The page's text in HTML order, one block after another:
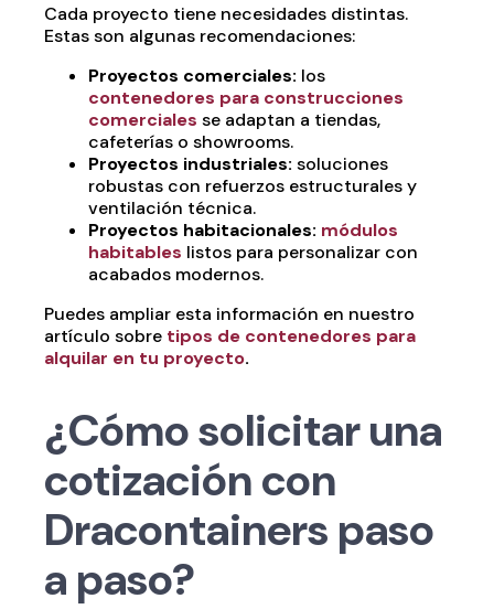
Cada proyecto tiene necesidades distintas.
Estas son algunas recomendaciones:
Proyectos comerciales: los
contenedores para construcciones
comerciales se adaptan a tiendas,
cafeterías o showrooms.
Proyectos industriales: soluciones
robustas con refuerzos estructurales y
ventilación técnica.
Proyectos habitacionales: módulos
habitables listos para personalizar con
acabados modernos.
Puedes ampliar esta información en nuestro
artículo sobre tipos de contenedores para
alquilar en tu proyecto.
¿Cómo solicitar una
cotización con
Dracontainers paso
a paso?